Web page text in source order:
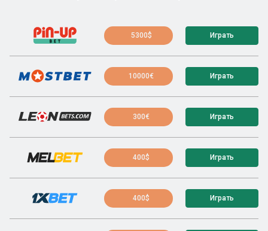
5300$ Играть
10000€ Играть
300€ Играть
400$ Играть
400$ Играть